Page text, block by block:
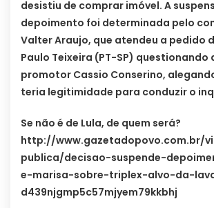
desistiu de comprar imóvel. A
depoimento foi determinada pelo
Valter Araujo, que atendeu a pedido
Paulo Teixeira (PT-SP)
promotor Cassio Conserino,
teria legitimidade para conduzir o
Se não é de Lula, de quem será?
http://www.gazetadopovo.com.br/
publica/decisao-suspende-
e-marisa-sobre-triplex-alvo-da-
d439njgmp5c57mjyem79kkbhj